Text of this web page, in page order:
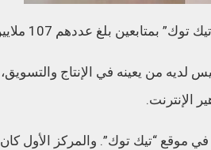
بلغ عددهم 107 ملايين!
لديه من يعينه في الإنتاج والتسويق،
الإنترنت.
موقع “تيك توك”. والمركز الأول كان